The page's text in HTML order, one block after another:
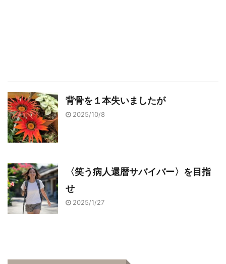
背骨を１本失いましたが
2025/10/8
〈笑う病人還暦サバイバー〉を目指
せ
2025/1/27